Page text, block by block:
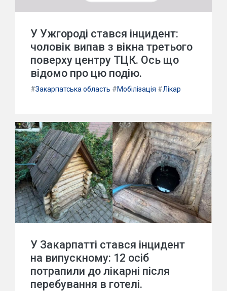
У Ужгороді стався інцидент:
чоловік випав з вікна третього
поверху центру ТЦК. Ось що
відомо про цю подію.
#Закарпатська область #Мобілізація #Лікар
У Закарпатті стався інцидент
на випускному: 12 осіб
потрапили до лікарні після
перебування в готелі.